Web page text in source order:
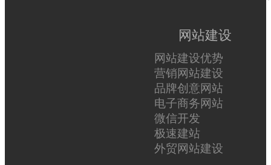
网站建设
网站建设优势
营销网站建设
品牌创意网站
电子商务网站
微信开发
极速建站
外贸网站建设